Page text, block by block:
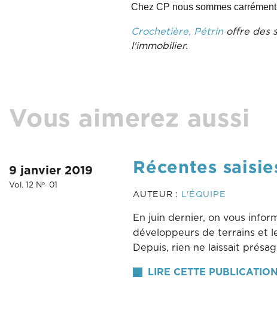
Chez CP nous sommes
Crochetière, Pétrin offre des
l'immobilier.
Vous aimerez aussi
9 janvier 2019
Vol. 12 No 01
Récentes
AUTEUR : L'ÉQUIPE
En juin dernier, on vous
développeurs de terrains et
Depuis, rien ne laissait
LIRE CETTE PUBLICATION